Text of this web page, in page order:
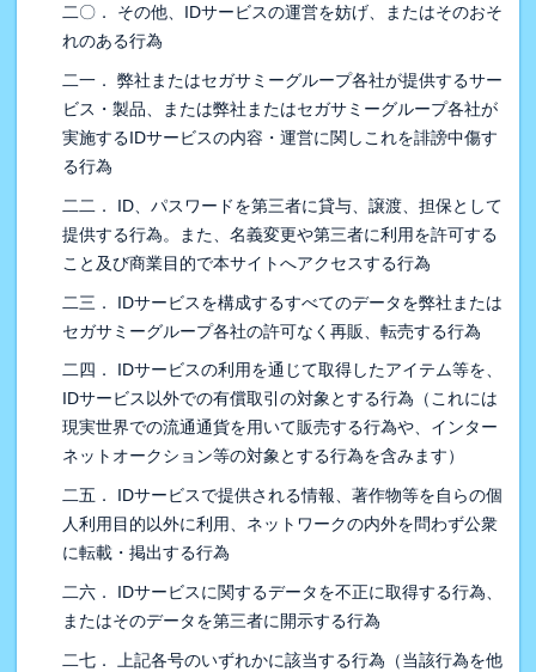
二〇． その他、IDサービスの運営を妨げ、またはそのおそ
れのある行為
二一． 弊社またはセガサミーグループ各社が提供するサー
ビス・製品、または弊社またはセガサミーグループ各社が
実施するIDサービスの内容・運営に関しこれを誹謗中傷す
る行為
二二． ID、パスワードを第三者に貸与、譲渡、担保として
提供する行為。また、名義変更や第三者に利用を許可する
こと及び商業目的で本サイトへアクセスする行為
二三． IDサービスを構成するすべてのデータを弊社または
セガサミーグループ各社の許可なく再販、転売する行為
二四． IDサービスの利用を通じて取得したアイテム等を、
IDサービス以外での有償取引の対象とする行為（これには
現実世界での流通通貨を用いて販売する行為や、インター
ネットオークション等の対象とする行為を含みます）
二五． IDサービスで提供される情報、著作物等を自らの個
人利用目的以外に利用、ネットワークの内外を問わず公衆
に転載・掲出する行為
二六． IDサービスに関するデータを不正に取得する行為、
またはそのデータを第三者に開示する行為
二七． 上記各号のいずれかに該当する行為（当該行為を他